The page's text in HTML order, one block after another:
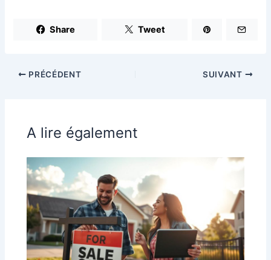
Share Tweet
PRÉCÉDENT SUIVANT
A lire également